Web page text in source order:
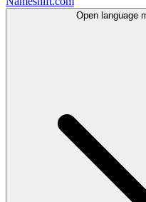
Open language